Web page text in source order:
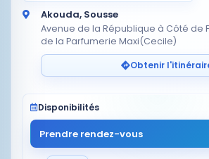
Akouda, Sousse
Avenue de la République à Côté de
de la Parfumerie Maxi(Cecile)
Obtenir
Disponibilités
Prendre rendez-vous